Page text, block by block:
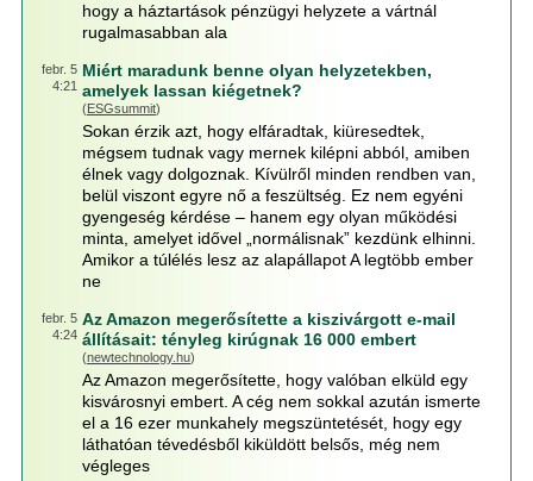
hogy a háztartások pénzügyi helyzete a vártnál
rugalmasabban ala
febr. 5
4:21
Miért maradunk benne olyan helyzetekben,
amelyek lassan kiégetnek?
(ESGsummit)
Sokan érzik azt, hogy elfáradtak, kiüresedtek,
mégsem tudnak vagy mernek kilépni abból, amiben
élnek vagy dolgoznak. Kívülről minden rendben van,
belül viszont egyre nő a feszültség. Ez nem egyéni
gyengeség kérdése – hanem egy olyan működési
minta, amelyet idővel „normálisnak” kezdünk elhinni.
Amikor a túlélés lesz az alapállapot A legtöbb ember
ne
febr. 5
4:24
Az Amazon megerősítette a kiszivárgott e-mail
állításait: tényleg kirúgnak 16 000 embert
(newtechnology.hu)
Az Amazon megerősítette, hogy valóban elküld egy
kisvárosnyi embert. A cég nem sokkal azután ismerte
el a 16 ezer munkahely megszüntetését, hogy egy
láthatóan tévedésből kiküldött belsős, még nem
végleges